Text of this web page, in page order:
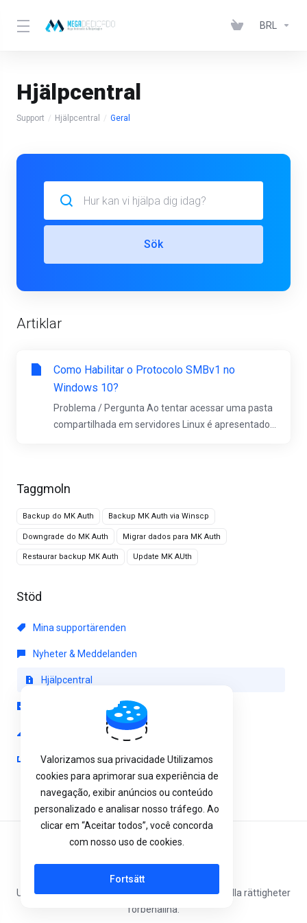
BRL
Hjälpcentral
Support Hjälpcentral Geral
Taggmoln
Backup do MK Auth Backup MK Auth via Winscp
Downgrade do MK Auth Migrar dados para MK Auth
Restaurar backup MK Auth Update MK AUth
Stöd
Mina supportärenden
Nyheter & Meddelanden
Hjälpcentral
Öppna ärende
Sök
Artiklar
Como Habilitar o Protocolo SMBv1 no
Windows 10?
Problema / Pergunta Ao tentar acessar uma pasta
compartilhada em servidores Linux é apresentado...
Upphovsrätt © 2026 Mega Dedicados Networks. Alla rättigheter
förbehållna.
Svenska
Valorizamos sua privacidade Utilizamos
cookies para aprimorar sua experiência de
navegação, exibir anúncios ou conteúdo
personalizado e analisar nosso tráfego. Ao
clicar em “Aceitar todos”, você concorda
com nosso uso de cookies.
Fortsätt